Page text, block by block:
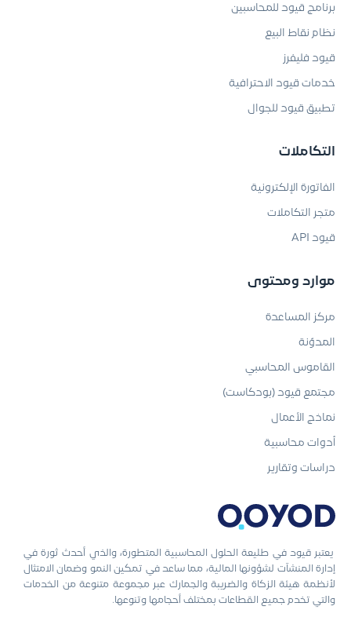
يعتبر قيود في طليعة الحلول المحاسبية المتطورة، والذي أحدث ثورة في
إدارة المنشآت لشؤونها المالية، مما ساعد في تمكين النمو وضمان الامتثال
لأنظمة هيئة الزكاة والضريبة والجمارك عبر مجموعة متنوعة من الخدمات
والتي تخدم جميع القطاعات بمختلف أحجامها وتنوعها.
برنامج قيود للمحاسبين
نظام نقاط البيع
قيود فليفرز
خدمات قيود الاحترافية
تطبيق قيود للجوال
التكاملات
الفاتورة الإلكترونية
متجر التكاملات
قيود API
موارد ومحتوى
مركز المساعدة
المدوّنة
القاموس المحاسبي
مجتمع قيود (بودكاست)
نماذج الأعمال
أدوات محاسبية
دراسات وتقارير